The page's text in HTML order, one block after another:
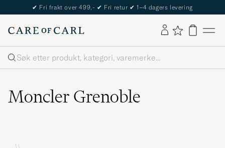
✔ Fri frakt over 499,- ✔ Fri retur ✔ 1–4 dagers levering
Søk
Moncler Grenoble